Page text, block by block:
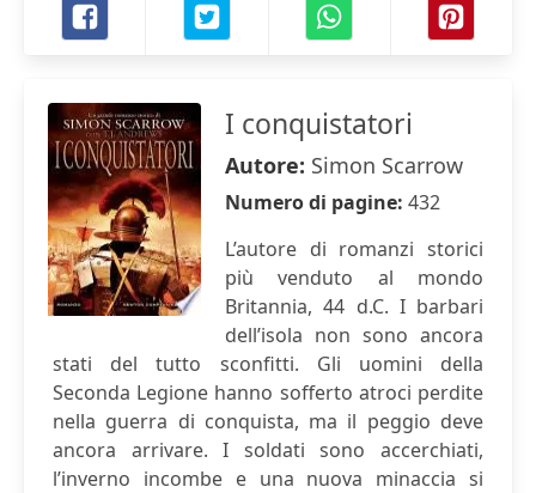
I conquistatori
Autore: Simon Scarrow
Numero di pagine: 432
L’autore di romanzi storici
più venduto al mondo
Britannia, 44 d.C. I barbari
dell’isola non sono ancora
stati del tutto sconfitti. Gli uomini della
Seconda Legione hanno sofferto atroci perdite
nella guerra di conquista, ma il peggio deve
ancora arrivare. I soldati sono accerchiati,
l’inverno incombe e una nuova minaccia si